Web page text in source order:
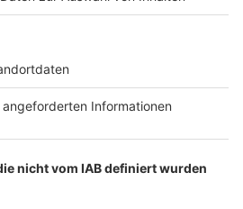
News & Updates: